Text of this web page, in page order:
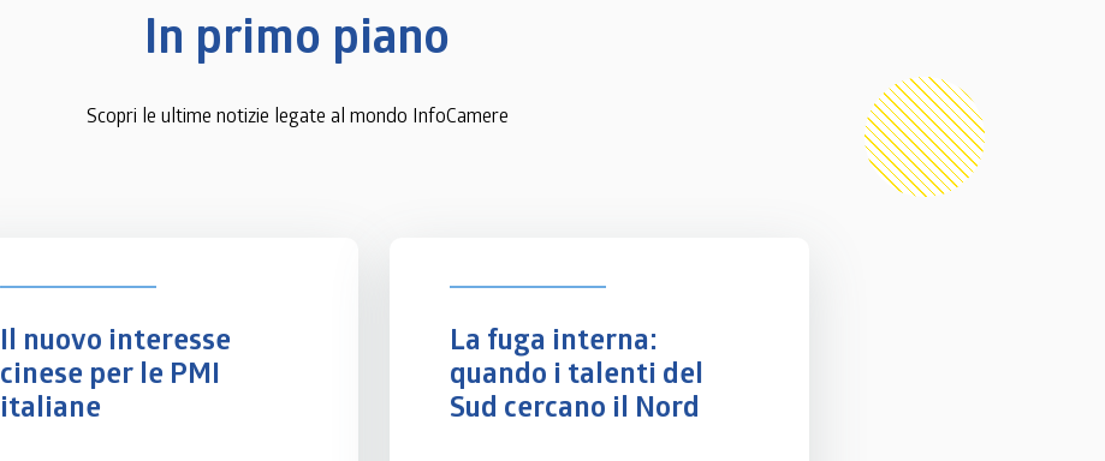
In primo piano
Scopri le ultime notizie legate al mondo InfoCamere
Il nuovo interesse
cinese per le PMI
italiane
La fuga interna:
quando i talenti del
Sud cercano il Nord